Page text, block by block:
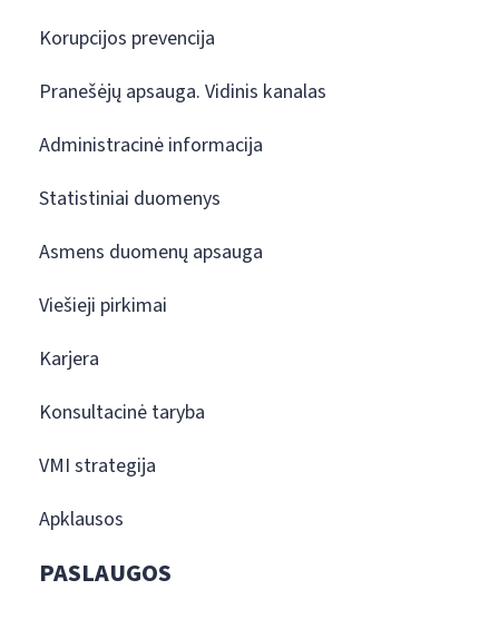
Korupcijos prevencija
Pranešėjų apsauga. Vidinis kanalas
Administracinė informacija
Statistiniai duomenys
Asmens duomenų apsauga
Viešieji pirkimai
Karjera
Konsultacinė taryba
VMI strategija
Apklausos
PASLAUGOS